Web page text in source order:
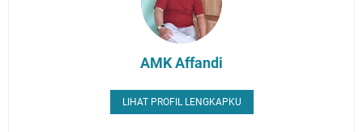
AMK Affandi
LIHAT PROFIL LENGKAPKU